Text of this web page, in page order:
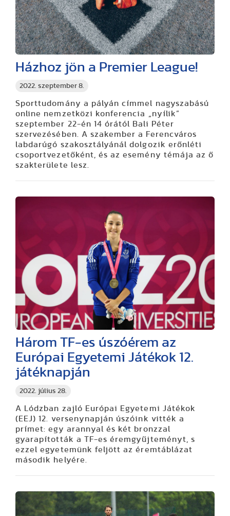
2022. szeptember 8.
Házhoz jön a Premier League!
Sporttudomány a pályán címmel nagyszabású
online nemzetközi konferencia „nyílik”
szeptember 22-én 14 órától Bali Péter
szervezésében. A szakember a Ferencváros
labdarúgó szakosztályánál dolgozik erőnléti
csoportvezetőként, és az esemény témája az ő
szakterülete lesz.
2022. július 28.
Három TF-es úszóérem az
Európai Egyetemi Játékok 12.
játéknapján
A Lódzban zajló Európai Egyetemi Játékok
(EEJ) 12. versenynapján úszóink vitték a
prímet: egy arannyal és két bronzzal
gyarapították a TF-es éremgyűjteményt, s
ezzel egyetemünk feljött az éremtáblázat
második helyére.